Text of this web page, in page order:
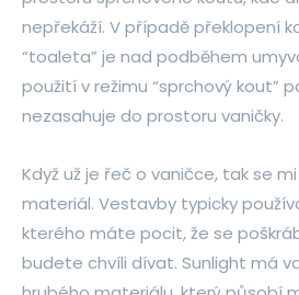
nepřekáží. V případě překlopení
“toaleta” je nad podběhem
použití v režimu “sprchový kout”
nezasahuje do prostoru vaničky.
Když už je řeč o vaničce, tak se
materiál. Vestavby typicky
kterého máte pocit, že se
budete chvíli dívat. Sunlight má